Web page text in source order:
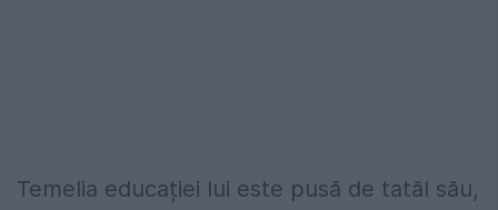
Temelia educației lui este pusă de tatăl său,